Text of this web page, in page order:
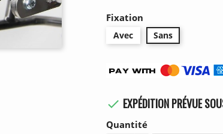
Fixation
Avec Sans
 EXPÉDITION PRÉVUE
Quantité